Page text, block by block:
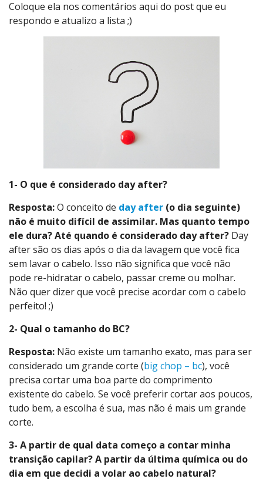
Coloque ela nos comentários aqui do post que eu
respondo e atualizo a lista ;)
1- O que é considerado day after?
Resposta:O conceito de day after (o dia seguinte)
não é muito difícil de assimilar. Mas quanto tempo
ele dura? Até quando é considerado day after? Day
after são os dias após o dia da lavagem que você fica
sem lavar o cabelo. Isso não significa que você não
pode re-hidratar o cabelo, passar creme ou molhar.
Não quer dizer que você precise acordar com o cabelo
perfeito! ;)
2- Qual o tamanho do BC?
Resposta: Não existe um tamanho exato, mas para ser
considerado um grande corte (big chop – bc), você
precisa cortar uma boa parte do comprimento
existente do cabelo. Se você preferir cortar aos poucos,
tudo bem, a escolha é sua, mas não é mais um grande
corte.
3- A partir de qual data começo a contar minha
transição capilar? A partir da última química ou do
dia em que decidi a volar ao cabelo natural?